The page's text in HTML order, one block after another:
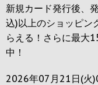
新規カード発行後、
込)以上のショッピ
らえる！さらに最大
中！
2026年07月21日(火